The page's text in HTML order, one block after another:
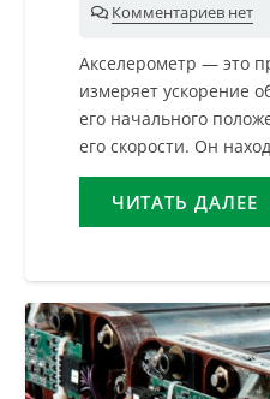
Комментариев нет
Акселерометр — это
измеряет ускорение
его начального
его скорости. Он
ЧИТАТЬ ДАЛЕЕ